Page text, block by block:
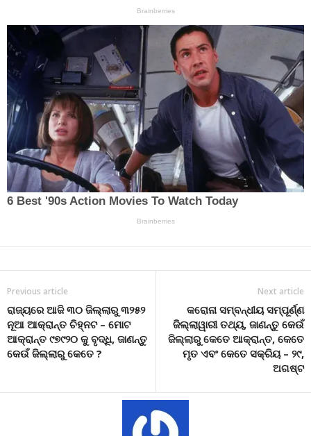
Previous article
ରାଜ୍ୟରେ ଆଜି ୩୦ ଜିଲ୍ଲାରୁ ୩୨୫୨
ନୂଆ ଆକ୍ରାନ୍ତ ଚିହ୍ନଟ – ମୋଟ
ଆକ୍ରାନ୍ତ ୯୭୯୨୦ କୁ ବୃଦ୍ଧି, ଜାଣନ୍ତୁ
କେଉଁ ଜିଲ୍ଲାରୁ କେତେ ?
Next article
କରୋନା ସମ୍ବନ୍ଧୀୟ ସମ୍ପୂର୍ଣ୍ଣ
ଜିଲ୍ଲାୱାରୀ ତଥ୍ୟ, ଜାଣନ୍ତୁ କେଉଁ
ଜିଲ୍ଲାରୁ କେତେ ଆକ୍ରାନ୍ତ, କେତେ
ମୃତ ଏବଂ କେତେ ସକ୍ରିୟ – ୨୯,
ଅଗଷ୍ଟ